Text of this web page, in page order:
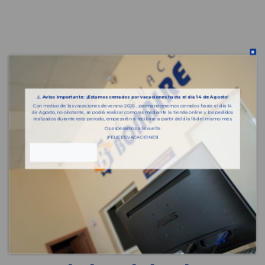
Piezas almacenadas
⚠️Aviso importante: ¡Estamos cerrados por vacaciones hasta el día 14 de Agosto!
Con motivo de las vacaciones de verano 2026 , permaneceremos cerrados hasta el día 14
de Agosto, no obstante, se podrá realizar compras mediante la tienda online y los pedidos
realizados durante este periodo, empezarán a recibirse a partir del día 18 del mismo mes.
Os esperamos a la vuelta
¡FELICES VACACIONES!